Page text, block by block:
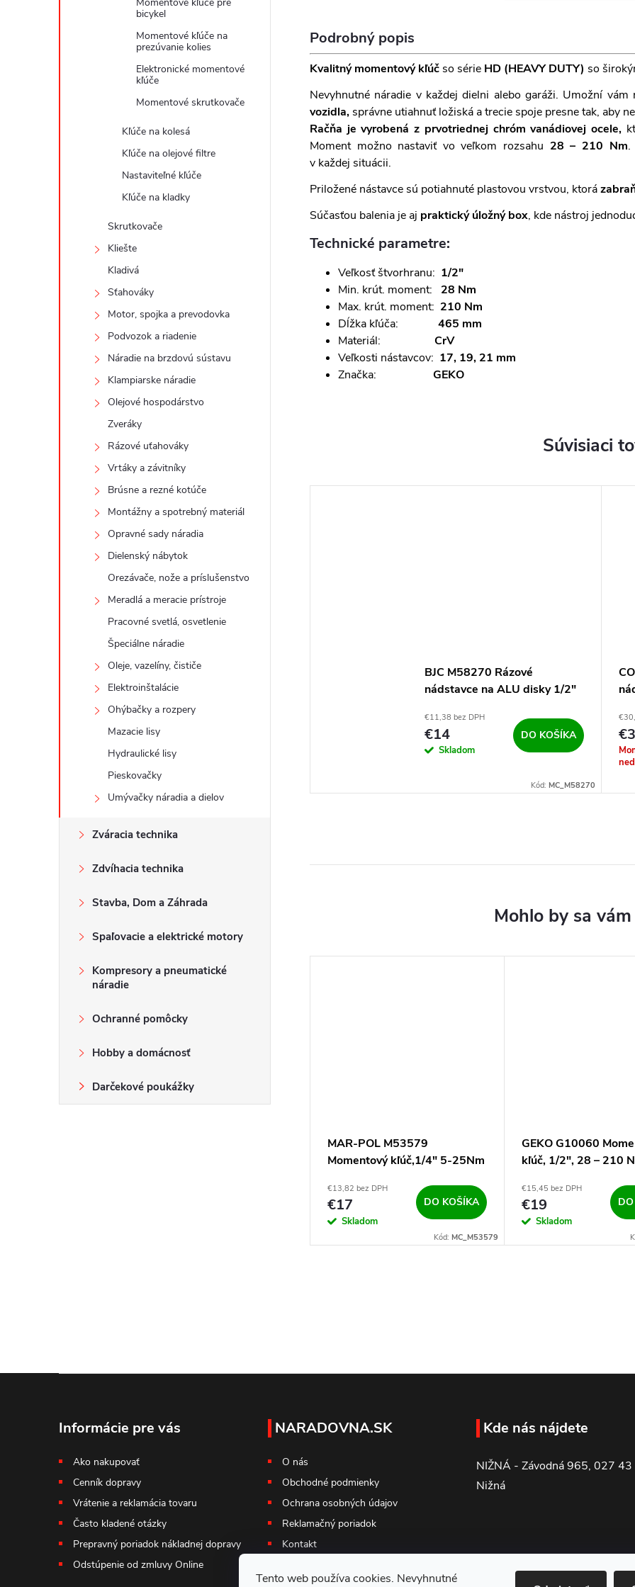
Tento web používa cookies. Nevyhnutné
bicykel
Momentové kľúče na
prezúvanie kolies
Elektronické momentové
kľúče
Momentové skrutkovače
Kľúče na kolesá
Kľúče na olejové filtre
Nastaviteľné kľúče
Kľúče na kladky
Skrutkovače
Kliešte
Kladivá
Sťahováky
Motor, spojka a prevodovka
Podvozok a riadenie
Náradie na brzdovú sústavu
Klampiarske náradie
Olejové hospodárstvo
Zveráky
Rázové uťahováky
Vrtáky a závitníky
Brúsne a rezné kotúče
Montážny a spotrebný materiál
Opravné sady náradia
Dielenský nábytok
Orezávače, nože a príslušenstvo
Meradlá a meracie prístroje
Pracovné svetlá, osvetlenie
Špeciálne náradie
Oleje, vazelíny, čističe
Elektroinštalácie
Ohýbačky a rozpery
Mazacie lisy
Hydraulické lisy
Pieskovačky
Umývačky náradia a dielov
Zváracia technika
Zdvíhacia technika
Stavba, Dom a Záhrada
Spaľovacie a elektrické motory
Kompresory a pneumatické
náradie
Ochranné pomôcky
Hobby a domácnosť
Darčekové poukážky
Podrobný popis
Kvalitný momentový kľúčso série HD (HEAVY DUTY) so
Nevyhnutné náradie v každej dielni alebo garáži. Umožní
vozidla,správne utiahnuť ložiská a trecie spoje presne tak, aby
Račňa je vyrobená z prvotriednej chróm vanádiovej ocele,
Moment možno nastaviť vo veľkom rozsahu 28 – 210 Nm.
v každej situácii.
Priložené nástavce sú potiahnuté plastovou vrstvou, ktorá
Súčasťou balenia je aj praktický úložný box, kde nástroj
Technické parametre:
Veľkosť štvorhranu: 1/2"
Min. krút. moment: 28 Nm
Max. krút. moment: 210 Nm
Dĺžka kľúča: 465 mm
Materiál: CrV
Veľkosti nástavcov: 17, 19, 21 mm
Značka: GEKO
Súvisiaci
BJC M58270 Rázové
nádstavce na ALU disky 1/2"
€11,38 bez DPH
€14
Skladom
DO KOŠÍKA
Kód: MC_M58270
MAR-POL M53579
Momentový kľúč,1/4" 5-25Nm
€13,82 bez DPH
€17
Skladom
DO KOŠÍKA
Kód: MC_M53579
GEKO G10060
kľúč, 1/2", 28 – 210
€15,45 bez DPH
€19
Skladom
Informácie pre vás
Ako nakupovať
Cenník dopravy
Vrátenie a reklamácia tovaru
Často kladené otázky
Prepravný poriadok nákladnej dopravy
Odstúpenie od zmluvy Online
NARADOVNA.SK
O nás
Obchodné podmienky
Ochrana osobných údajov
Reklamačný poriadok
Kontakt
Kde nás nájdete
NIŽNÁ - Závodná 965, 027 43
Nižná